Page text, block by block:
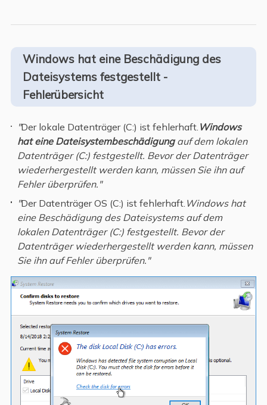
Windows hat eine Beschädigung des
Dateisystems festgestellt -
Fehlerübersicht
"Der lokale Datenträger (C:) ist fehlerhaft. Windows
hat eine Dateisystembeschädigungauf dem lokalen
Datenträger (C:) festgestellt. Bevor der Datenträger
wiederhergestellt werden kann, müssen Sie ihn auf
Fehler überprüfen."
"Der Datenträger OS (C:) ist fehlerhaft. Windows hat
eine Beschädigung des Dateisystems auf dem
lokalen Datenträger (C:) festgestellt. Bevor der
Datenträger wiederhergestellt werden kann, müssen
Sie ihn auf Fehler überprüfen."